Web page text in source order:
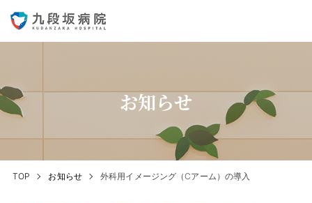
お知らせ
TOP お知らせ 外科用イメージング（Cアーム）の導入